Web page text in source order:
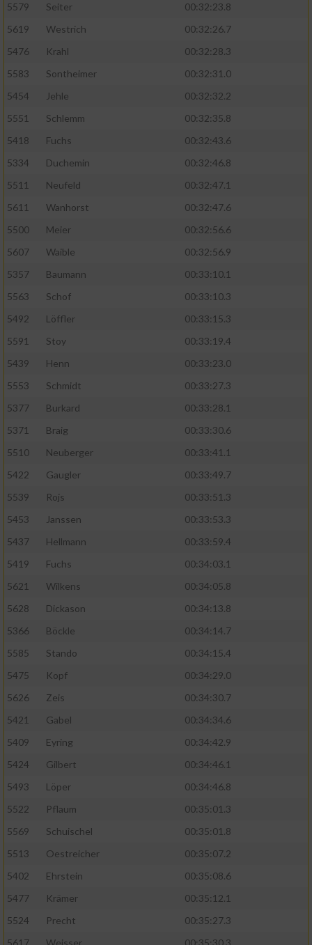
5579
Seiter
00:32:23.8
5619
Westrich
00:32:26.7
5476
Krahl
00:32:28.3
5583
Sontheimer
00:32:31.0
5454
Jehle
00:32:32.2
5551
Schlemm
00:32:35.8
5418
Fuchs
00:32:43.6
5334
Duchemin
00:32:46.8
5511
Neufeld
00:32:47.1
5611
Wanhorst
00:32:47.6
5500
Meier
00:32:56.6
5607
Waible
00:32:56.9
5357
Baumann
00:33:10.1
5563
Schof
00:33:10.3
5492
Löffler
00:33:15.3
5591
Stoy
00:33:19.4
5439
Henn
00:33:23.0
5553
Schmidt
00:33:27.3
5377
Burkard
00:33:28.1
5371
Braig
00:33:30.6
5510
Neuberger
00:33:41.1
5422
Gaugler
00:33:49.7
5539
Rojs
00:33:51.3
5453
Janssen
00:33:53.3
5437
Hellmann
00:33:59.4
5419
Fuchs
00:34:03.1
5621
Wilkens
00:34:05.8
5628
Dickason
00:34:13.8
5366
Böckle
00:34:14.7
5585
Stando
00:34:15.4
5475
Kopf
00:34:29.0
5626
Zeis
00:34:30.7
5421
Gabel
00:34:34.6
5409
Eyring
00:34:42.9
5424
Gilbert
00:34:46.1
5493
Löper
00:34:46.8
5522
Pflaum
00:35:01.3
5569
Schuischel
00:35:01.8
5513
Oestreicher
00:35:07.2
5402
Ehrstein
00:35:08.6
5477
Krämer
00:35:12.1
5524
Precht
00:35:27.3